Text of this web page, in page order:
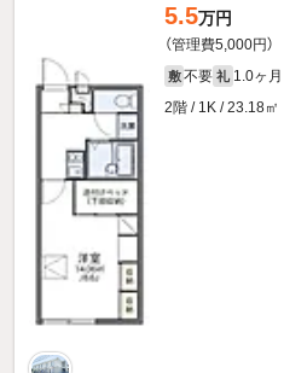
5.5万円
（管理費5,000円）
敷 不要 礼 1.0ヶ月
2階 / 1K / 23.18㎡